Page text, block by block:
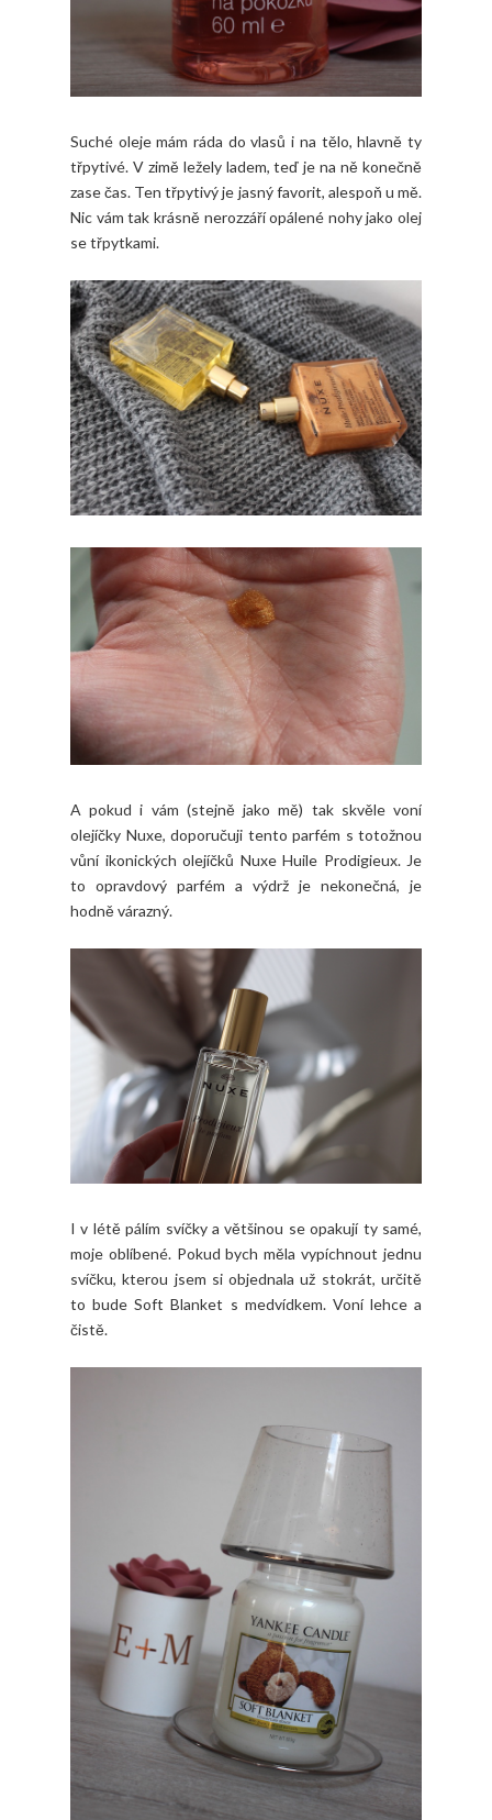
Suché oleje mám ráda do vlasů i na tělo, hlavně ty
třpytivé. V zimě ležely ladem, teď je na ně konečně
zase čas. Ten třpytivý je jasný favorit, alespoň u mě.
Nic vám tak krásně nerozzáří opálené nohy jako olej
se třpytkami.
A pokud i vám (stejně jako mě) tak skvěle voní
olejíčky Nuxe, doporučuji tento parfém s totožnou
vůní ikonických olejíčků Nuxe Huile Prodigieux. Je
to opravdový parfém a výdrž je nekonečná, je
hodně várazný.
I v létě pálím svíčky a většinou se opakují ty samé,
moje oblíbené. Pokud bych měla vypíchnout jednu
svíčku, kterou jsem si objednala už stokrát, určitě
to bude Soft Blanket s medvídkem. Voní lehce a
čistě.